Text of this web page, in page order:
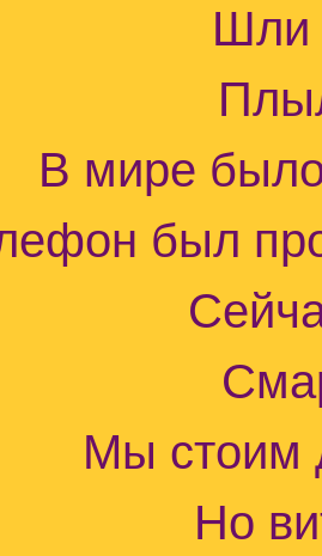
Шли
В мире
был
Мы стоим
Но